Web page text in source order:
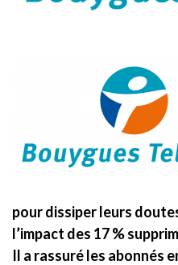
pour dissiper leurs
l’impact des 17 %
Il a rassuré les abonnés